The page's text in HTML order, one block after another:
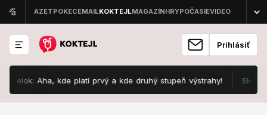
Prihlásiť
Aha, kde platí prvý a kde druhý stupeň výstrahy! Slovo